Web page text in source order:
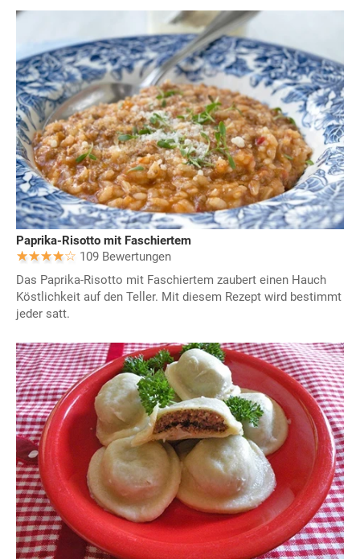
Paprika-Risotto mit Faschiertem
109 Bewertungen
Das Paprika-Risotto mit Faschiertem zaubert einen Hauch
Köstlichkeit auf den Teller. Mit diesem Rezept wird bestimmt
jeder satt.